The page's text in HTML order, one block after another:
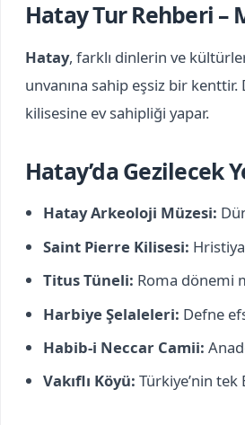
Hatay Tur Rehberi –
Hatay, farklı dinlerin ve
unvanına sahip eşsiz bir
kilisesine ev sahipliği yapar.
Hatay’da Gezilecek
Hatay Arkeoloji Müzesi:
Saint Pierre Kilisesi:
Titus Tüneli: Roma dönemi
Harbiye Şelaleleri: Defne
Habib-i Neccar Camii:
Vakıflı Köyü: Türkiye’nin